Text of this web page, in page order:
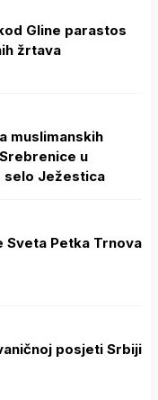
Gline parastos
žrtava
muslimanskih
u
Јežestica
Sveta Petka Trnova
posjeti Srbiji